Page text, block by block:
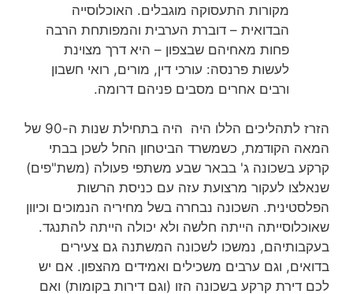
מקורות התעסוקה מוגבלים. האוכלוסייה
הבדואית – דוברת הערבית והמפותחת הרבה
פחות מאחיהם שבצפון – היא דרך מצוינת
לעשות פרנסה: עורכי דין, מורים, רואי חשבון
ורבים אחרים מסבים פניהם דרומה.
הזרז לתהליכים הללו היה היה בתחילת שנות ה-90 של
המאה הקודמת, כשמשרד הביטחון החל לשכן בבתי
קרקע בשכונה ג' בבאר שבע משתפי פעולה (משת"פים)
שנאלצו לעקור מרצועת עזה עם כניסת הרשות
הפלסטינית. השכונה נבחרה בשל מחיריה הנמוכים וכיוון
שאוכלוסייתה הייתה חלשה ולא יכולה הייתה להתנגד.
בעקבותיהם, נמשכו לשכונה המשתנה גם צעירים
בדואים, וגם ערבים משכילים ואמידים מהצפון. אם יש
לכם דירת קרקע בשכונה הזו (וגם דירות בקומות) ואם